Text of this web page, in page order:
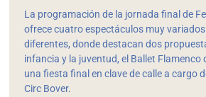
La programación de la jornada final de
ofrece cuatro espectáculos muy
diferentes, donde destacan dos
infancia y la juventud, el Ballet Flamenco
una fiesta final en clave de calle a cargo
Circ Bover.